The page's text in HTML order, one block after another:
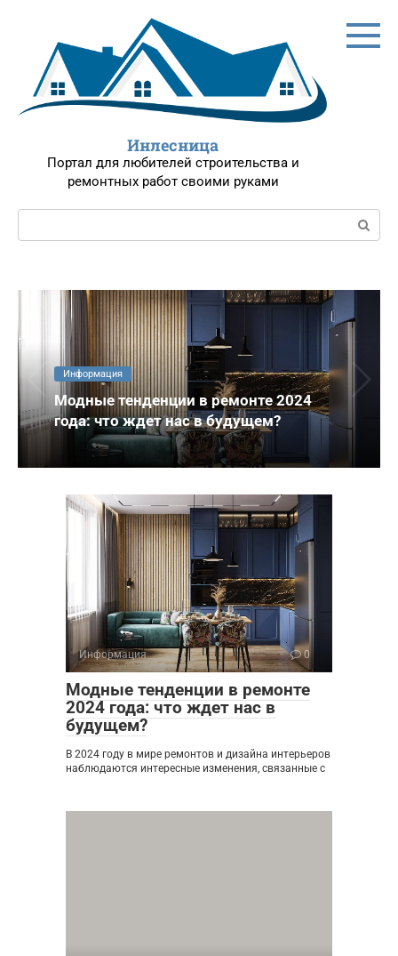
контенту
Инлесница
Портал для любителей строительства и
ремонтных работ своими руками
Поиск:
Информация
Модные тенденции в ремонте 2024
года: что ждет нас в будущем?
Информация 0
Модные тенденции в ремонте
2024 года: что ждет нас в
будущем?
В 2024 году в мире ремонтов и дизайна интерьеров
наблюдаются интересные изменения, связанные с